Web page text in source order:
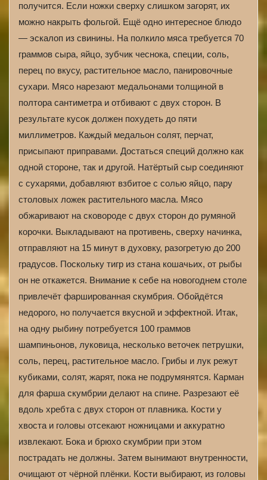
получится. Если ножки сверху слишком загорят, их
можно накрыть фольгой. Ещё одно интересное блюдо
— эскалоп из свинины. На полкило мяса требуется 70
граммов сыра, яйцо, зубчик чеснока, специи, соль,
перец по вкусу, растительное масло, панировочные
сухари. Мясо нарезают медальонами толщиной в
полтора сантиметра и отбивают с двух сторон. В
результате кусок должен похудеть до пяти
миллиметров. Каждый медальон солят, перчат,
присыпают приправами. Достаться специй должно как
одной стороне, так и другой. Натёртый сыр соединяют
с сухарями, добавляют взбитое с солью яйцо, пару
столовых ложек растительного масла. Мясо
обжаривают на сковороде с двух сторон до румяной
корочки. Выкладывают на противень, сверху начинка,
отправляют на 15 минут в духовку, разогретую до 200
градусов. Поскольку тигр из стана кошачьих, от рыбы
он не откажется. Внимание к себе на новогоднем столе
привлечёт фаршированная скумбрия. Обойдётся
недорого, но получается вкусной и эффектной. Итак,
на одну рыбину потребуется 100 граммов
шампиньонов, луковица, несколько веточек петрушки,
соль, перец, растительное масло. Грибы и лук режут
кубиками, солят, жарят, пока не подрумянятся. Карман
для фарша скумбрии делают на спине. Разрезают её
вдоль хребта с двух сторон от плавника. Кости у
хвоста и головы отсекают ножницами и аккуратно
извлекают. Бока и брюхо скумбрии при этом
пострадать не должны. Затем вынимают внутренности,
очищают от чёрной плёнки. Кости выбирают, из головы